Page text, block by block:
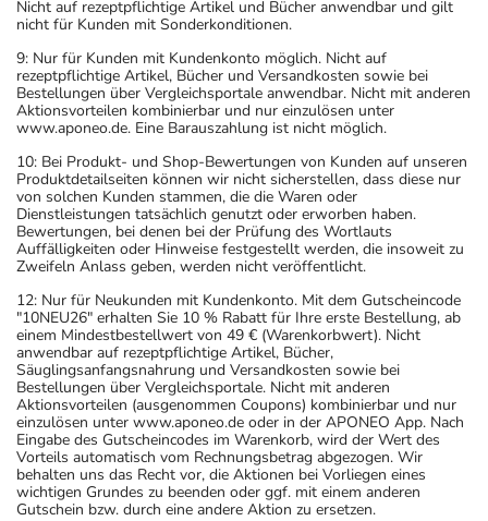
Nicht auf rezeptpflichtige Artikel und Bücher anwendbar und gilt
nicht für Kunden mit Sonderkonditionen.
9: Nur für Kunden mit Kundenkonto möglich. Nicht auf
rezeptpflichtige Artikel, Bücher und Versandkosten sowie bei
Bestellungen über Vergleichsportale anwendbar. Nicht mit anderen
Aktionsvorteilen kombinierbar und nur einzulösen unter
www.aponeo.de. Eine Barauszahlung ist nicht möglich.
10: Bei Produkt- und Shop-Bewertungen von Kunden auf unseren
Produktdetailseiten können wir nicht sicherstellen, dass diese nur
von solchen Kunden stammen, die die Waren oder
Dienstleistungen tatsächlich genutzt oder erworben haben.
Bewertungen, bei denen bei der Prüfung des Wortlauts
Auffälligkeiten oder Hinweise festgestellt werden, die insoweit zu
Zweifeln Anlass geben, werden nicht veröffentlicht.
12: Nur für Neukunden mit Kundenkonto. Mit dem Gutscheincode
"10NEU26" erhalten Sie 10 % Rabatt für Ihre erste Bestellung, ab
einem Mindestbestellwert von 49 € (Warenkorbwert). Nicht
anwendbar auf rezeptpflichtige Artikel, Bücher,
Säuglingsanfangsnahrung und Versandkosten sowie bei
Bestellungen über Vergleichsportale. Nicht mit anderen
Aktionsvorteilen (ausgenommen Coupons) kombinierbar und nur
einzulösen unter www.aponeo.de oder in der APONEO App. Nach
Eingabe des Gutscheincodes im Warenkorb, wird der Wert des
Vorteils automatisch vom Rechnungsbetrag abgezogen. Wir
behalten uns das Recht vor, die Aktionen bei Vorliegen eines
wichtigen Grundes zu beenden oder ggf. mit einem anderen
Gutschein bzw. durch eine andere Aktion zu ersetzen.